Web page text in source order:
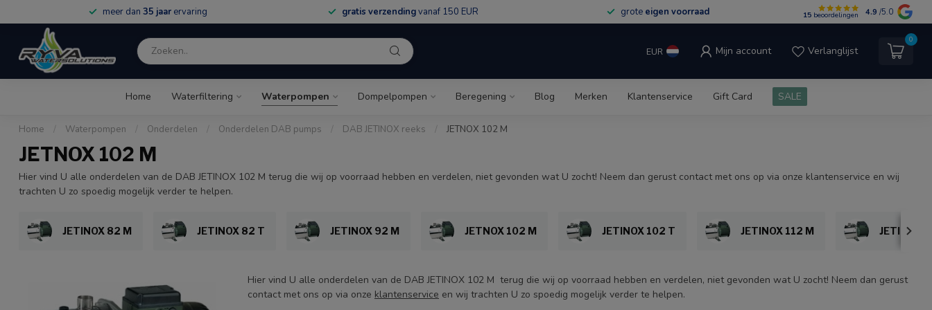
meer dan 35 jaarervaring gratis verzendingvanaf 150 EUR grote eigen voorraad 15 beoordelingen 4.9 /5.0
EUR Mijn account Verlanglijst
0
Home Waterfiltering Waterpompen Dompelpompen Beregening Blog Merken Klantenservice Gift Card SALE
Home / Waterpompen / Onderdelen / Onderdelen DAB pumps / DAB JETINOX reeks / JETNOX 102 M
JETNOX 102 M
Hier vind U alle onderdelen van de DAB JETINOX 102 M terug die wij op voorraad hebben en verdelen, niet gevonden wat U zocht! Neem dan gerust contact met ons op via onze klantenservice en wij
trachten U zo spoedig mogelijk verder te helpen.
JETINOX 82 M JETINOX 82 T JETINOX 92 M JETNOX 102 M JETINOX 102 T JETINOX 112 M JETINOX
Hier vind U alle onderdelen van de DAB JETINOX 102 M terug die wij op voorraad hebben en verdelen, niet gevonden wat U zocht! Neem dan gerust
contact met ons op via onze klantenservice en wij trachten U zo spoedig mogelijk verder te helpen.